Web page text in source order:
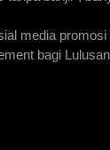
media promosi
bagi